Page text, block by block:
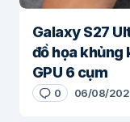
Galaxy S27
đồ họa khủng
GPU 6 cụm
0 06/08/